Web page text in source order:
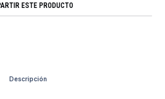
ESTE PRODUCTO
Descripción